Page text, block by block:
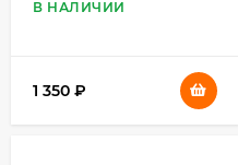
В НАЛИЧИИ
1 350 ₽